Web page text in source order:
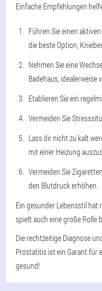
Einfache Empfehlungen
Führen Sie einen
die beste Option,
Nehmen Sie eine
Badehaus, idealerweise
Etablieren Sie ein
Vermeiden Sie
Lass dir nicht zu kalt
mit einer Heizung
Vermeiden Sie
den Blutdruck erhöhen.
Ein gesunder Lebensstil
spielt auch eine große Rolle
Die rechtzeitige Diagnose
Prostatitis ist ein Garant für
gesund!